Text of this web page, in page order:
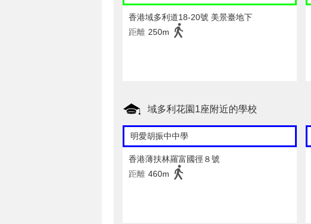
香港域多利道18-20號 美景臺地下
距離 250m
域多利花園1座附近的學校
明愛胡振中中學
香港薄扶林羅富國徑８號
距離 460m